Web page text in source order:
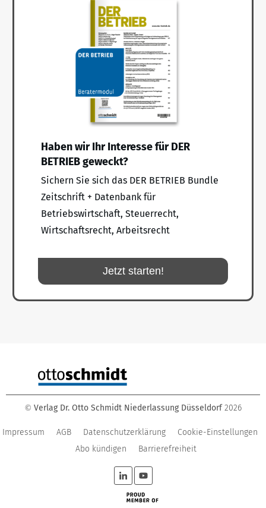
Haben wir Ihr Interesse für DER
BETRIEB geweckt?
Sichern Sie sich das DER BETRIEB Bundle
Zeitschrift + Datenbank für
Betriebswirtschaft, Steuerrecht,
Wirtschaftsrecht, Arbeitsrecht
Jetzt starten!
© Verlag Dr. Otto Schmidt Niederlassung Düsseldorf 2026
Impressum AGB Datenschutzerklärung
Cookie-Einstellungen
Abo kündigen
Barrierefreiheit